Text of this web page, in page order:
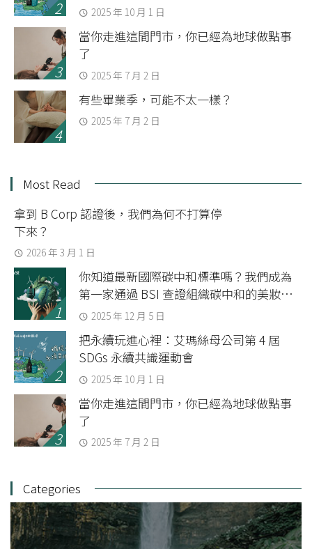
2025 年 10 月 1 日
當你走進這間門市，你已經為地球做點事
了
2025 年 7 月 2 日
有些畢業季，可能不太一樣？
2025 年 7 月 2 日
Most Read
拿到 B Corp 認證後，我們為何不打算停
下來？
2026 年 3 月 1 日
你知道最新國際碳中和標準嗎？我們成為
第一家通過 BSI 查證組織碳中和的美妝品
牌 2025 年 12 月 5 日
把永續玩進心裡：艾瑪絲母公司第 4 屆
SDGs 永續共識運動會
2025 年 10 月 1 日
當你走進這間門市，你已經為地球做點事
了
2025 年 7 月 2 日
Categories